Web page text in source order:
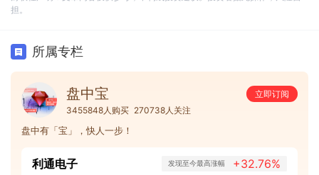
担。
所属专栏
盘中宝
立即订阅
3455848人购买 270738人关注
盘中有「宝」，快人一步！
利通电子 发现至今最高涨幅 +32.76%